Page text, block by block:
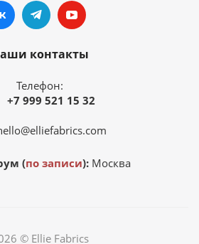
контакты
Телефон:
+7 999 521 15 32
(по записи):Москва
© Ellie Fabrics